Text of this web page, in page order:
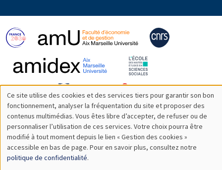
Utilisation
des
données
personnelles
Ce site utilise des cookies et des services tiers pour garantir son bon
fonctionnement, analyser la fréquentation du site et proposer des
contenus multimédias. Vous êtes libre d’accepter, de refuser ou de
personnaliser l’utilisation de ces services. Votre choix pourra être
modifié à tout moment depuis le lien « Gestion des cookies »
accessible en bas de page. Pour en savoir plus, consultez notre
politique de confidentialité.